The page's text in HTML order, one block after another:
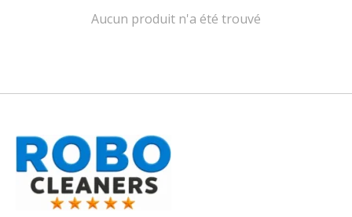
Aucun produit n'a été trouvé